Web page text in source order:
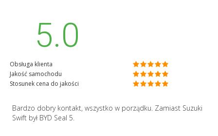
5.0
Obsługa klienta
Jakość samochodu
Stosunek cena do jakości
Bardzo dobry kontakt, wszystko w porządku. Zamiast Suzuki
Swift był BYD Seal 5.